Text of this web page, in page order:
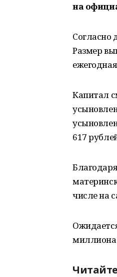
на
Согласно
Размер
Капитал
617
числе на
миллиона